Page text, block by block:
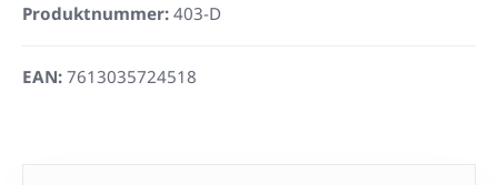
Produktnummer: 403-D
EAN: 7613035724518